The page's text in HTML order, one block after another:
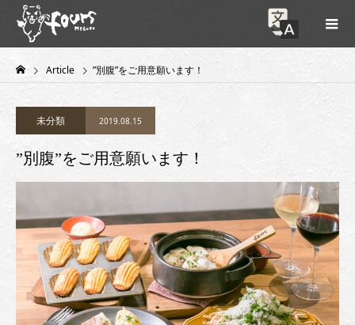
Article ”別腹”をご用意願います！
未分類 2019.08.15
”別腹”をご用意願います！